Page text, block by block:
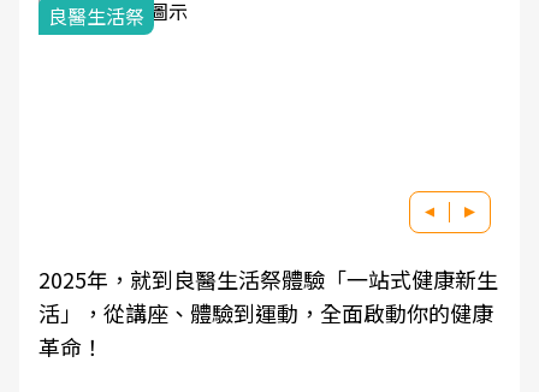
良醫生活祭
2025年，就到良醫生活祭體驗「一站式健康新生
活」，從講座、體驗到運動，全面啟動你的健康
革命！